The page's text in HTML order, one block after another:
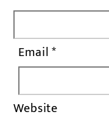
Email*
Website